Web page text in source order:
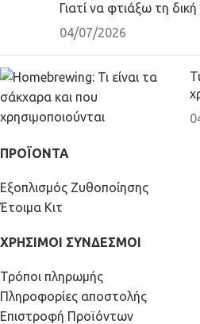
Γιατί να φτιάξω τη
04/07/2026
ΠΡΟΪΟΝΤΑ
Εξοπλισμός Ζυθοποίησης
Έτοιμα Κιτ
ΧΡΗΣΙΜΟΙ ΣΥΝΔΕΣΜΟΙ
Τρόποι πληρωμής
Πληροφορίες αποστολής
Επιστροφή Προϊόντων